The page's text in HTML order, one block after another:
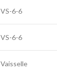
VS-6-6
VS-6-6
Vaisselle